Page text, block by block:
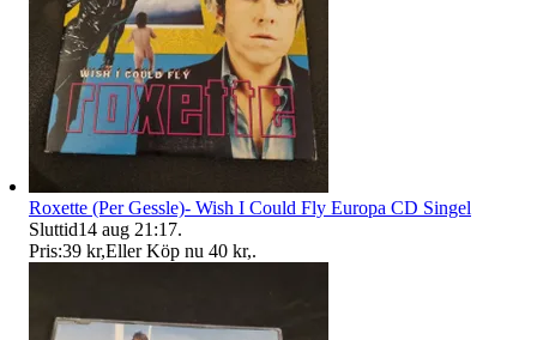
Roxette (Per Gessle)- Wish I Could Fly Europa CD Singel
Sluttid14 aug 21:17.
Pris:39 kr,Eller Köp nu 40 kr,.